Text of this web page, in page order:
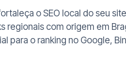
o SEO local do seu
regionais com origem em
para o ranking no Google,